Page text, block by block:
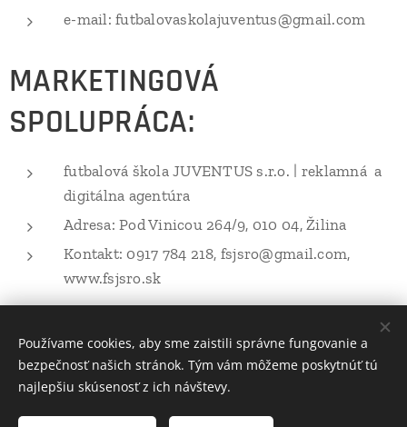
e-mail: futbalovaskolajuventus@gmail.com
MARKETINGOVÁ
SPOLUPRÁCA:
futbalová škola JUVENTUS s.r.o. | reklamná a
digitálna agentúra
Adresa: Pod Vinicou 264/9, 010 04, Žilina
Kontakt: 0917 784 218, fsjsro@gmail.com,
www.fsjsro.sk
Volajte.:+421 917 784 130
Web vytvorila Futbalová škola JUVENTUS -2021- Tvoríme weby pre
Vás úspech - www.fsjsro.sk
Používame cookies, aby sme zaistili správne fungovanie a
bezpečnosť našich stránok. Tým vám môžeme poskytnúť tú
najlepšiu skúsenosť z ich návštevy.